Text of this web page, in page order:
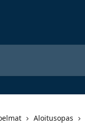
Aloitusopas